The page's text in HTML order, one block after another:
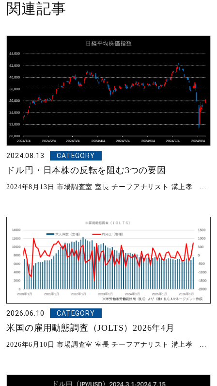
関連記事
2024.08.13 CATEGORY
ドル円・日本株の反転を阻む3つの要因
2024年8月13日 市場調査室 室長 チーフアナリスト 溝上孝 ...
2026.06.10 CATEGORY
米国の雇用動態調査（JOLTS）2026年4月
2026年6月10日 市場調査室 室長 チーフアナリスト 溝上孝 ...